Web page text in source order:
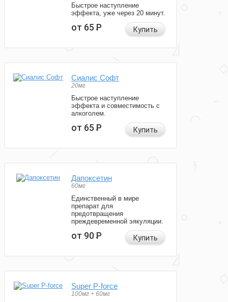
Быстрое наступление
эффекта, уже через 20 минут.
от 65Р Купить
Сиалис Софт
20мг
Быстрое наступление
эффекта и совместимость с
алкоголем.
от 65Р Купить
Дапоксетин
60мг
Единственный в мире
препарат для
предотвращения
преждевременной эякуляции.
от 90Р Купить
Super P-force
100мг + 60мг